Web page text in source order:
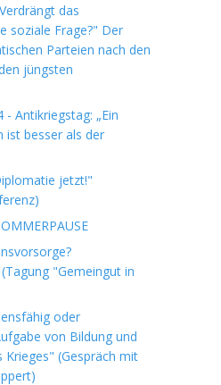
das
soziale Frage?" Der
Parteien nach den
jüngsten
Antikriegstag: „Ein
ist besser als der
jetzt!"
"Gemeingut in
oder
von Bildung und
Krieges" (Gespräch mit